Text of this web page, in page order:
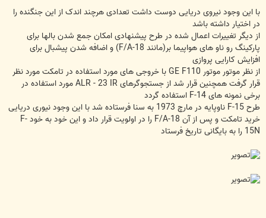
با این وجود نیروی دریایی دوست داشت تعدادی هرچند اندک از این جنگنده را
در اختیار داشته باشد
از دیگر تغییرات اعمال شده در طرح پیشنهادی امکان جمع شدن بالها برای
پارکینگ رو ناو های هواپیما بر(مانند F/A-18) و اضافه شدن پیشبال برای
افزایش کارایی پروازی
از نظر موتور موتور GE F110 با خروجی های مورد استفاده در تامکت مورد نظر
قرار گرفت همچنین قرار شد از جستجوگرهای ALR - 23 IR مورد استفاده در
برخی نمونه های F-14 استفاده گردد
طرح F-15 ناوپایه در مارچ 1973 به سنا فرستاده شد با این وجود نیوری دریایی
خرید تامکت و پس از آن F/A-18 را در اولویت قرار داد و این خود به خود F-
15N را به بایگانی تاریخ فرستاد